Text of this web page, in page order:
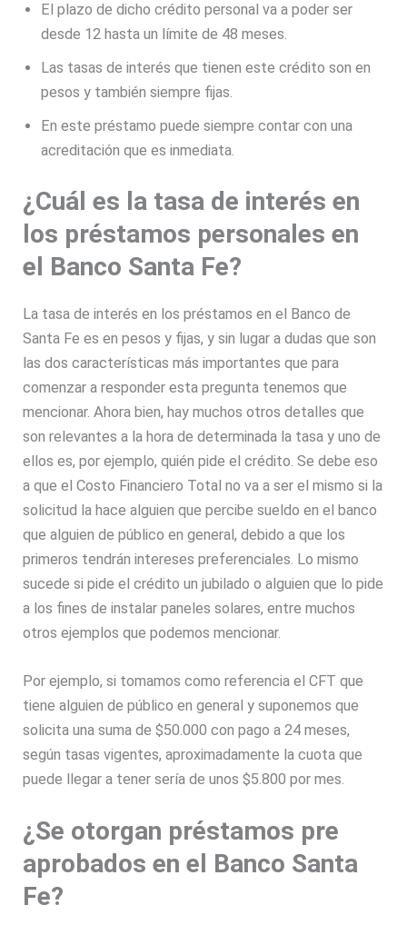
El plazo de dicho crédito personal va a poder ser
desde 12 hasta un límite de 48 meses.
Las tasas de interés que tienen este crédito son en
pesos y también siempre fijas.
En este préstamo puede siempre contar con una
acreditación que es inmediata.
¿Cuál es la tasa de interés en
los préstamos personales en
el Banco Santa Fe?
La tasa de interés en los préstamos en el Banco de
Santa Fe es en pesos y fijas, y sin lugar a dudas que son
las dos características más importantes que para
comenzar a responder esta pregunta tenemos que
mencionar. Ahora bien, hay muchos otros detalles que
son relevantes a la hora de determinada la tasa y uno de
ellos es, por ejemplo, quién pide el crédito. Se debe eso
a que el Costo Financiero Total no va a ser el mismo si la
solicitud la hace alguien que percibe sueldo en el banco
que alguien de público en general, debido a que los
primeros tendrán intereses preferenciales. Lo mismo
sucede si pide el crédito un jubilado o alguien que lo pide
a los fines de instalar paneles solares, entre muchos
otros ejemplos que podemos mencionar.
Por ejemplo, si tomamos como referencia el CFT que
tiene alguien de público en general y suponemos que
solicita una suma de $50.000 con pago a 24 meses,
según tasas vigentes, aproximadamente la cuota que
puede llegar a tener sería de unos $5.800 por mes.
¿Se otorgan préstamos pre
aprobados en el Banco Santa
Fe?